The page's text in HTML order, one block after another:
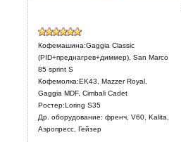
Кофемашина:Gaggia Classic
(PID+преднагрев+диммер), San Marco
85 sprint S
Кофемолка:EK43, Mazzer Royal,
Gaggia MDF, Cimbali Cadet
Ростер:Loring S35
Др. оборудование: френч, V60, Kalita,
Аэропресс, Гейзер